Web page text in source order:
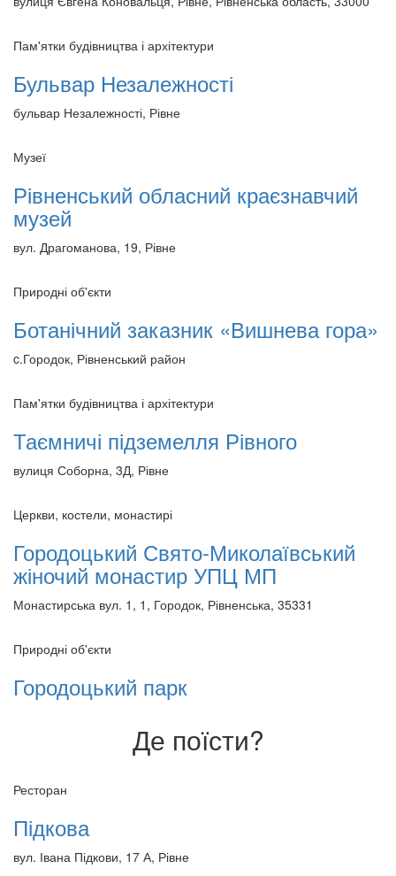
Пам'ятки будівництва і архітектури
Бульвар Незалежності
бульвар Незалежності, Рівне
Музеї
Рівненський обласний краєзнавчий
музей
вул. Драгоманова, 19, Рівне
Природні об'єкти
Ботанічний заказник «Вишнева гора»
c.Городок, Рівненський район
Пам'ятки будівництва і архітектури
Таємничі підземелля Рівного
вулиця Соборна, 3Д, Рівне
Церкви, костели, монастирі
Городоцький Свято-Миколаївський
жіночий монастир УПЦ МП
Монастирська вул. 1, 1, Городок, Рівненська, 35331
Природні об'єкти
Городоцький парк
Де поїсти?
Ресторан
Підкова
вул. Івана Підкови, 17 А, Рівне